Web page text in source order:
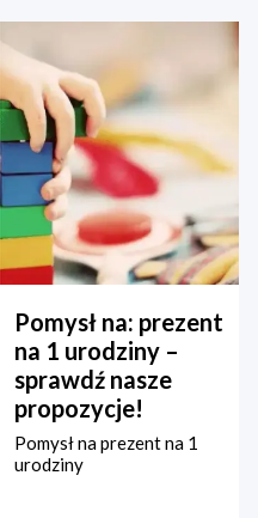
Pomysł na: prezent
na 1 urodziny –
sprawdź nasze
propozycje!
Pomysł na prezent na 1
urodziny